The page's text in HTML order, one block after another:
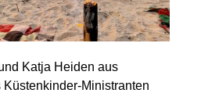
Katja Heiden aus
Ministranten